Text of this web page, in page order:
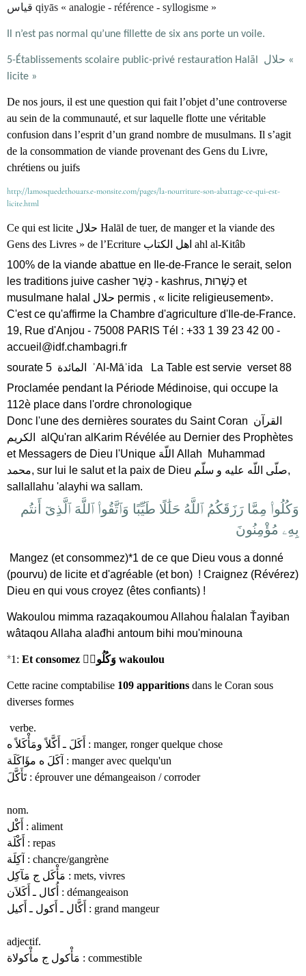
قياس qiyās « analogie - référence - syllogisme »
Il n’est pas normal qu’une fillette de six ans porte un voile.
5-Établissements scolaire public-privé restauration Halāl حلال «
licite »
De nos jours, il est une question qui fait l’objet d’une controverse
au sein de la communauté, et sur laquelle flotte une véritable
confusion dans l’esprit d’un grand nombre de musulmans. Il s’agit
de la consommation de viande provenant des Gens du Livre,
chrétiens ou juifs
http://lamosquedethouars.e-monsite.com/pages/la-nourriture-son-abattage-ce-qui-est-
licite.html
Ce qui est licite حلال Halāl de tuer, de manger et la viande des
Gens des Livres » de l’Ecriture اهل الكتاب ahl al-Kitâb
100% de la viande abattue en Ile-de-France le serait, selon
les traditions juive casher כָּשֵׁר - kashrus, כַּשְׁרוּת et
musulmane halal حلال permis , « licite religieusement».
C'est ce qu'affirme la Chambre d'agriculture d'Ile-de-France.
19, Rue d'Anjou - 75008 PARIS Tél : +33 1 39 23 42 00 -
accueil@idf.chambagri.fr
sourate 5 المائدة ʾAl-Māʾida La Table est servie verset 88
Proclamée pendant la Période Médinoise, qui occupe la
112è place dans l'ordre chronologique
Donc l'une des dernières sourates du Saint Coran القرآن
الكريم alQu'ran alKarim Révélée au Dernier des Prophètes
et Messagers de Dieu l'Unique اللّهَ Allah Muhammad
محمد, sur lui le salut et la paix de Dieu صلّى اللّه عليه و سلّم,
sallallahu 'alayhi wa sallam.
وَكُلُوا۟ مِمَّا رَزَقَكُمُ ٱللَّهُ حَلَٰلًا طَيِّبًا وَٱتَّقُوا۟ ٱللَّهَ ٱلَّذِىٓ أَنتُم
بِهِۦ مُؤْمِنُونَ
Mangez (et consommez)*1 de ce que Dieu vous a donné
(pourvu) de licite et d'agréable (et bon) ! Craignez (Révérez)
Dieu en qui vous croyez (êtes confiants) !
Wakoulou mimma razaqakoumou Allahou ĥalalan Ťayiban
wâtaqou Allaha alađhi antoum bihi mou'minouna
*1: Et consomez وَكُلُوا۟ wakoulou
Cette racine comptabilise 109 apparitions dans le Coran sous
diverses formes
verbe.
أَكَلَ ـ أَكَّلاً ومَأْكَلاً ه : manger, ronger quelque chose
آكَلَ ه مؤَاكَلَة : manger avec quelqu'un
تَأَكَّلَ : éprouver une démangeaison / corroder
nom.
أَكْل : aliment
أَكْلَة : repas
آكِلَة : chancre/gangrène
مَأْكَل ج مَآكِل : mets, vivres
أُكال ـ أَكَلاَن : démangeaison
أَكَّال ـ أَكول ـ أَكيل : grand mangeur
adjectif.
مَأْكول ج مأْكولاة : commestible